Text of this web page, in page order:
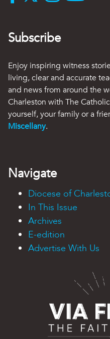
Subscribe
Enjoy inspiring witness
living, clear and accurate
and news from around the
Charleston with The
yourself, your family or a
Miscellany.
Navigate
Diocese of
In This Issue
Archives
E-edition
Advertise With Us